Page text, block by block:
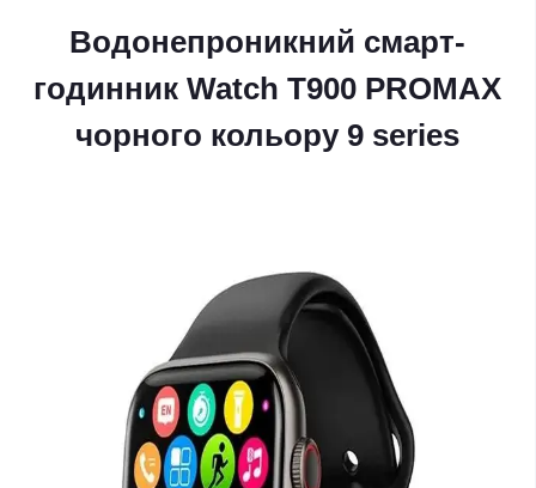
Водонепроникний смарт-
годинник Watch T900 PROMAX
чорного кольору 9 series